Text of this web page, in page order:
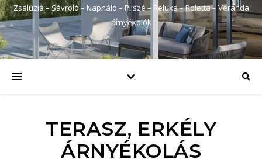
Zsaluzia – Sávroló – Napháló – Pliszé – Reluxa – Roletta – Veranda
árnyékolók
TERASZ, ERKÉLY
ÁRNYÉKOLÁS